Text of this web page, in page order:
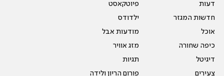
דעות
חדשות המגזר
אוכל
כיפה שחורה
דיגיטל
צעירים
פיוטקאסט
ילדודס
מודעות אבל
מזג אוויר
תגיות
פורום הריון ולידה